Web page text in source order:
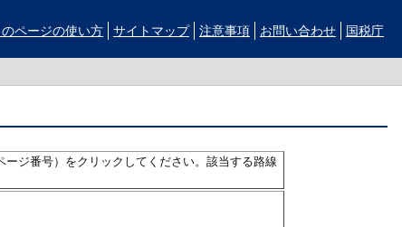
のページの使い方 サイトマップ 注意事項 お問い合わせ 国税庁
ジ番号）をクリックしてください。該当する路線